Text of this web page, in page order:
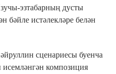
эзтабарның дусты
бәйле истәлекләре белән
сценариесы буенча
композиция